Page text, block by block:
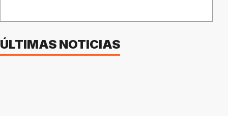
ÚLTIMAS NOTICIAS